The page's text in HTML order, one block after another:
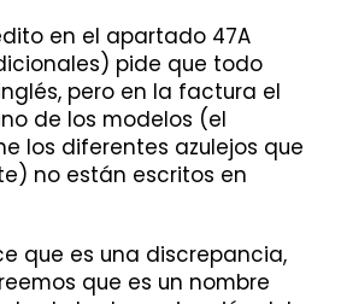
en el apartado 47A
pide que todo
pero en la factura el
de los modelos (el
los diferentes azulejos que
no están escritos en
que es una discrepancia,
que es un nombre